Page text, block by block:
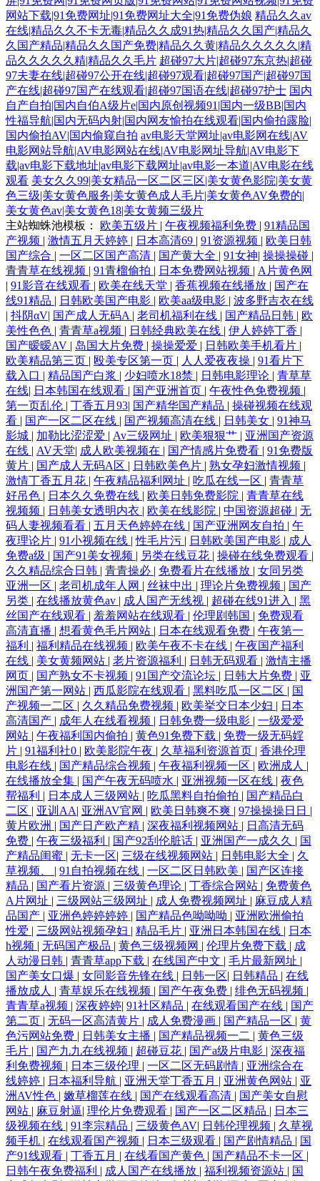
网站下载|91免费网址|91免费网址大全|91免费伪娘 精品久久av
在线|精品久久不卡无毒|精品久久成91热|精品久久国产|精品久
久国产精品|精品久久国产免费|精品久久黄|精品久久久久久|精
品久久久久久精|精品久久毛片 超碰97大片|超碰97东京热|超碰
97夫妻在线|超碰97公开在线|超碰97观看|超碰97国产|超碰97国
产在线|超碰97国产在线观看|超碰97国语在线|超碰97护士 国内
自产自拍|国内自伯A级片e|国内原创视频91|国内一级BB|国内
性福导航|国内无码内射|国内网友愉拍在线观看|国内偷拍露脸|
国内偷拍AV|国内偷窥自拍 av电影天堂网址|av电影网在线|AV
电影网站导航|AV电影网站在线|AV电影网址导航|AV电影下
载|av电影下载地址|av电影下载网址|av电影一本道|AV电影在线
观看 美女久久99|美女精品一区二区三区|美女黄色影院|美女黄
色三级|美女黄色服务|美女黄色成人毛片|美女黄色AV免费的|
美女黄色av|美女黄色18|美女黄频三级片
主站蜘蛛池模板： 欧美五级片 | 午夜视频福利免费 | 91精品国
产视频 | 激情五月天婷婷 | 日本高清69 | 91资源视频 | 欧美日韩
国产综合 | 一区二区国产高清 | 国产黄大全 | 91女神| 操操操碰 |
青青草在线视频 | 91青榴偷拍 | 日本免费网站视频 | A片黄色网
| 91影音在线观看 | 欧美在线天堂 | 香蕉视频在线播放 | 国产在
线91精品 | 日韩欧美国产电影 | 欧美aa级电影 | 波多野吉衣在线
| 抖阴αV| 国产成人无码A | 老司机福利在线 | 国产精品日韩 | 欧
美性色色 | 青青草a视频 | 日韩经典欧美在线 | 伊人婷婷丁香 |
国产暧暧AV | 岛国大片免费 | 操操爱爱 | 日韩欧美手机看片 |
欧美精品第三页 | 殴美专区第一页 | 人人爱夜夜操 | 91看片下
载入口 | 精品国产白浆 | 少妇喷水18禁 | 日韩电影理论 | 青草草
在线| 日本韩国在线观看 | 国产亚洲首页 | 午夜性色免费视频 |
第一页乱伦 | 丁香五月93| 国产精华国产精品 | 操碰视频在线观
看 | 国产一区二区在线 | 国产视频高清在线 | 日韩美女 | 91神马
影城 | 加勒比涩涩爱 | Av三级网址 | 欧美狠狠艹 | 亚洲国产资源
在线 | AV天堂| 成人欧美视频在 | 国产情感片免费看 | 91免费版
黄片 | 国产成人无码A区 | 日韩欧美色片 | 熟女孕妇激情视频 |
激情丁香五月花 | 午夜精品福利网址 | 吃瓜在线一区 | 青青草
好吊色 | 日本久久免费在线 | 欧美日韩免费影院 | 青青草在线
视频频 | 日韩美女透明内衣 | 欧美在线影院 | 中国资源超碰 | 无
码人妻视频看看 | 五月天色婷婷在线 | 国产亚洲网友自拍 | 午
夜理论片 | 91小视频在线 |性毛片污 | 日韩欧美国产电影 | 成人
免费a级 | 国产91美女视频 | 另类在线豆花 | 操碰在线免费观看 |
久久精品综合日韩 | 青青操必 | 免费看片在线播放 | 女同另类
亚洲一区 | 老司机成年人网 | 丝袜中出 | 理论片免费视频 | 国产
另类 | 在线播放黄色av | 成人国产无线视 | 超碰在线91进入 | 黑
丝国产在线观看 | 羞羞网站在线观看 | 伦理剧韩国 | 免费观看
高清直播 | 想看黄色毛片网站 | 日本在线观看免费 | 午夜第一
福利 | 福利精品在线视频 | 欧美午夜不卡在线 | 午夜国产福利
在线 | 美女黄频网站 | 老片资源福利 | 日韩无码观看 | 激情主播
网页 | 国产熟女不卡视频 | 91国产交流论坛 | 日韩大片免费 | 亚
洲国产第一网站 | 西瓜影院在线观看 | 黑料吃瓜一区二区 | 国
产视频一二区 | 久久精品免费视频 | 欧美挙交日本少妇 | 日本
高清国产 | 成年人在线看视频 | 日韩免费一级电影 | 一级爱爱
网站 | 午夜福利国内偷拍 | 黄色91免费下载 | 免费一级无码婬
片 | 91福利社0 | 欧美影院午夜 | 久草福利资源首页 | 香港伦理
电影在线 | 国产精品综合视频 | 午夜福利视频一区 | 欧洲成人 |
在线播放全集 | 国产午夜无码喷水 | 亚洲视频一区在线 | 夜色
帮福利 | 日本成人三级网站 | 吃瓜黑料自拍偷拍 | 国产精品白
二区 | 亚训AA| 亚洲AV官网 | 欧美日韩爽不爽 | 97操操操日日 |
黄片欧洲 | 国产日产欧产精 | 深夜福利视频网站 | 日高清无码
免费 | 午夜三级福利 | 国产92刮伦脏话 | 亚洲国产一成久久 | 国
产精品闺蜜 | 无卡一区| 三级在线视频网站 | 日韩电影大全 | 久
草视频、 | 91自拍视频在线 | 一区二区日韩欧美 | 国产区连接
精品 | 国产看片资源 | 三级黄色理论 | 丁香综合网站 | 免费黄色
A片网址 | 三级网站三级网址 | 成人免费视频网址 | 麻豆成人精
品国产 | 亚洲色婷婷婷婷 | 国产精品色呦呦呦 | 亚洲欧洲偷拍
性爱 | 三级网站视频孕妇 | 精品毛片 | 亚洲日本韩国在线 | 日本
h视频 | 无码国产极品 | 黄色三级视频网 | 伦理片免费下载 | 成
人动漫日韩 | 青青草app下载 | 在线国产中文 | 毛片最新网址 |
国产美女口爆 | 女同影音先锋在线 | 日韩一区| 日韩精品 | 在线
播放成人 | 青草娱乐在线视频 | 国产午夜免费 | 绯色无码视频 |
青青草a视频 | 深夜婷婷| 91社区精品 | 在线观看国产在线 | 国产
第二页 | 无码一区高清黄片 | 成人免费漫画 | 国产精品一区 | 黄
色污网站免费 | 日韩美女主播 | 国产精品视频一二 | 黄色三级
毛片 | 国产九九在线视频 | 超碰豆花 | 国产a级片电影 | 深夜福
利免费视频 | 日本三级伦理 | 一区二区无码剧情 | 亚洲综合在
线婷婷 | 日本福利导航 | 亚洲天堂丁香五月 | 亚洲黄色网站 | 亚
洲AV性色 | 嫩草榴莲在线 | 国产在线观看高清 | 国产美女自慰
网站 | 麻豆射逼| 理伦片免费观看 | 国产一区二区精品 | 日本三
级视频在线 | 91李宗精品 | 三级黄色AV| 日韩伦理视频 | 久草视
频手机 | 在线观看国产视频 | 日本三级观看 | 国产剧情精品 | 国
产91线观看 | 丁香五月 | 在线看国产黄色 | 国产精品不卡一区 |
日韩午夜免费福利 | 成人国产在线播放 | 福利视频资源站 | 国